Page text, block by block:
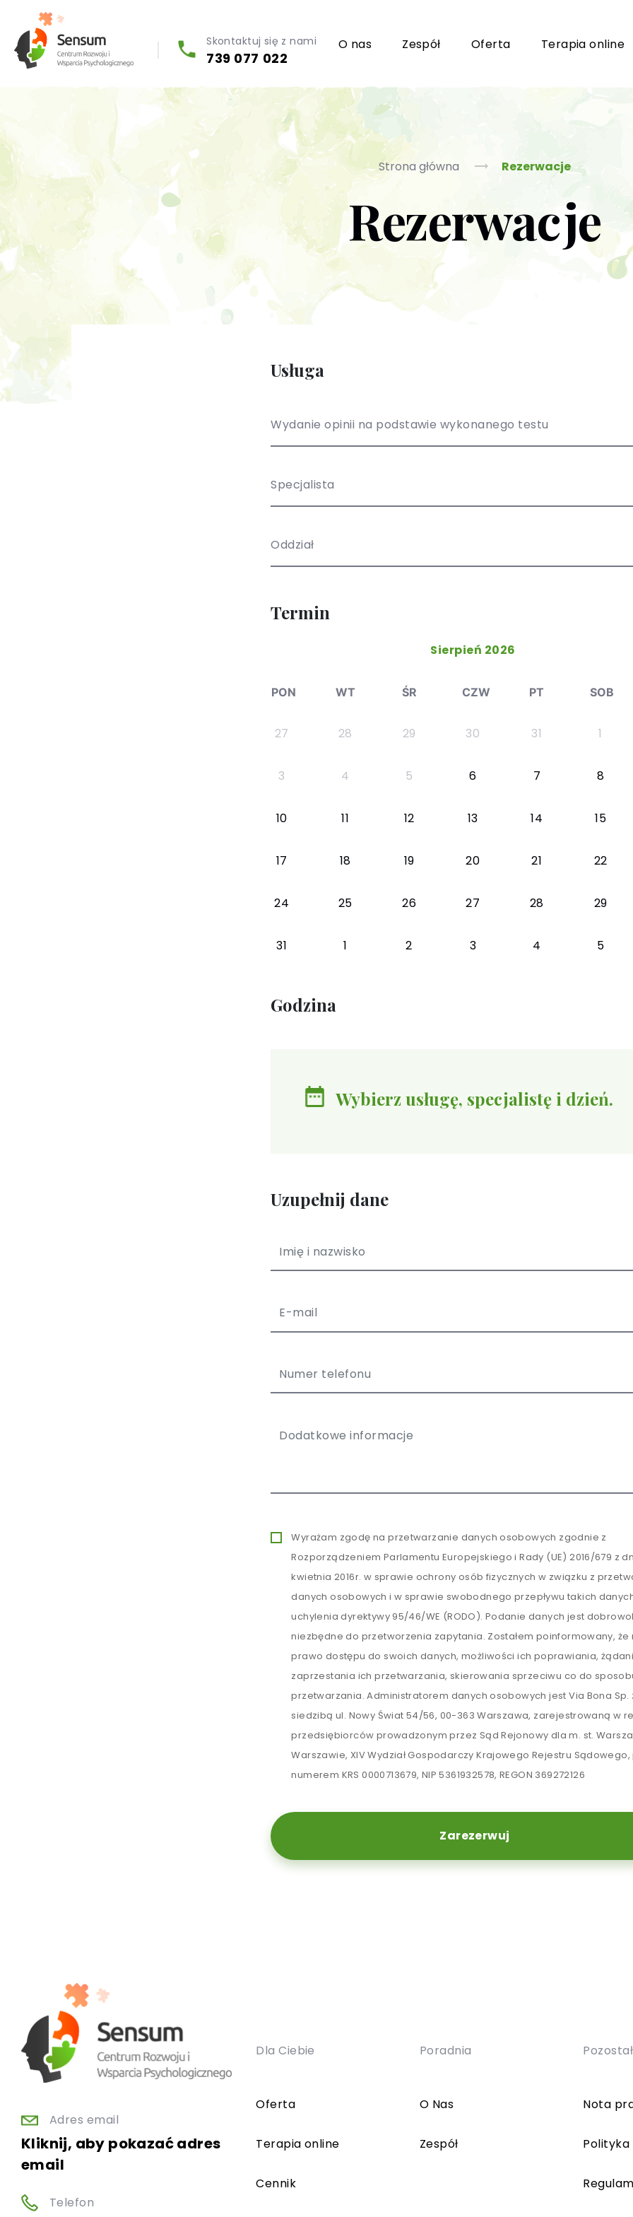
Skontaktuj się z nami
739 077 022
O nas Zespół Oferta Terapia online
Diagnoza psychologiczna (testy psychologiczne)
Konsultacja biegłego psychologa
Psychoterapia indywidualna (PL / EN)
Wsparcie dla firm
Grupy wsparcia i TUSy dla osób dorosłych
Poradnictwo seksuologiczne
Psychoterapia par i małżeństwa
Terapia uzależnień (PL / EN)
Strona główna Rezerwacje
Rezerwacje
Usługa
Wydanie opinii na podstawie wykonanego testu
Specjalista
Oddział
Termin
Sierpień 2026
PON WT ŚR CZW PT SOB
27 28 29 30 31 1
3 4 5 6 7 8
10 11 12 13 14 15
17 18 19 20 21 22
24 25 26 27 28 29
31 1 2 3 4 5
Godzina
Wybierz usługę, specjalistę i dzień.
Uzupełnij dane
Wyrażam zgodę na przetwarzanie danych osobowych zgodnie z
Rozporządzeniem Parlamentu Europejskiego i Rady (UE) 2016/679 z
kwietnia 2016r. w sprawie ochrony osób fizycznych w związku z
danych osobowych i w sprawie swobodnego przepływu takich
uchylenia dyrektywy 95/46/WE (RODO). Podanie danych jest
niezbędne do przetworzenia zapytania. Zostałem poinformowany, że
prawo dostępu do swoich danych, możliwości ich poprawiania,
zaprzestania ich przetwarzania, skierowania sprzeciwu co do
przetwarzania. Administratorem danych osobowych jest Via Bona Sp.
siedzibą ul. Nowy Świat 54/56, 00-363 Warszawa, zarejestrowaną w
przedsiębiorców prowadzonym przez Sąd Rejonowy dla m. st.
Warszawie, XIV Wydział Gospodarczy Krajowego Rejestru
numerem KRS 0000713679, NIP 5361932578, REGON 369272126
Zarezerwuj
Adres email
Kliknij, aby pokazać adres
email
Telefon
Dla Ciebie
Oferta
Terapia online
Cennik
Poradnia
O Nas
Zespół
Nota